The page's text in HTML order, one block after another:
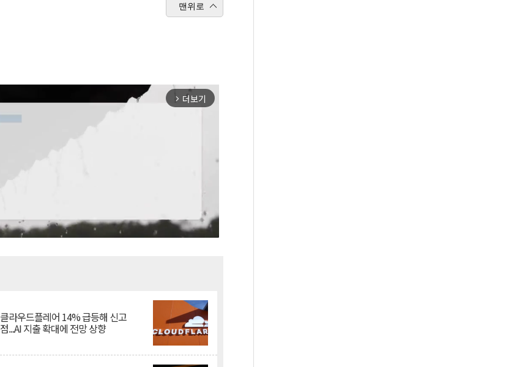
맨위로
arrow_forward_ios 더보기
클라우드플레어 14% 급등해 신고
점...AI 지출 확대에 전망 상향